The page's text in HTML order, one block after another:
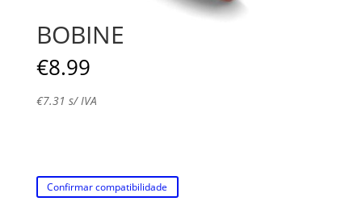
BOBINE
€8.99
€7.31 s/ IVA
Confirmar compatibilidade